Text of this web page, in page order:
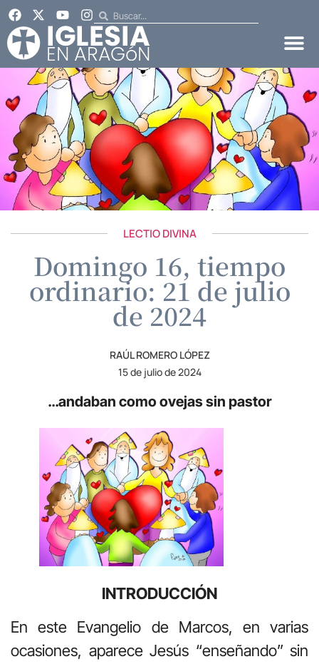
LECTIO DIVINA
Domingo 16, tiempo
ordinario: 21 de julio
de 2024
RAÚL ROMERO LÓPEZ
15 de julio de 2024
…andaban como ovejas sin pastor
INTRODUCCIÓN
En este Evangelio de Marcos, en varias
ocasiones, aparece Jesús “enseñando” sin